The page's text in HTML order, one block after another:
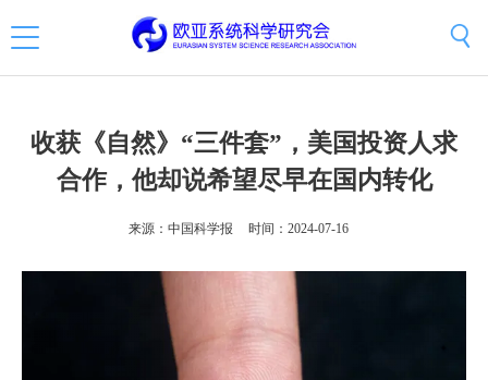
收获《自然》“三件套”，美国投资人求
合作，他却说希望尽早在国内转化
来源：中国科学报 时间：2024-07-16